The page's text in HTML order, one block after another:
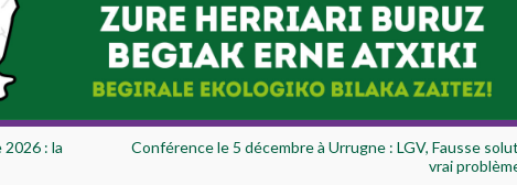
2026 : la
Conférence le 5 décembre à Urrugne : LGV, Fausse
vrai